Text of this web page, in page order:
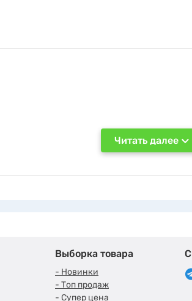
Читать далее
Выборка товара
- Новинки
- Топ продаж
- Супер цена